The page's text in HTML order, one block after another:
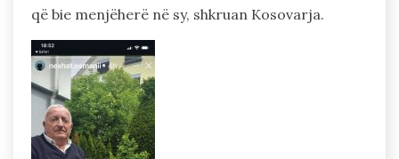
që bie menjëherë në sy, shkruan Kosovarja.